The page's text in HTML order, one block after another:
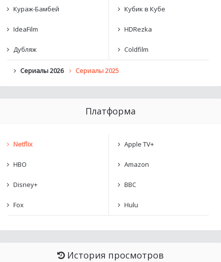
Кураж-Бамбей Кубик в Кубе
IdeaFilm HDRezka
Дубляж Coldfilm
Сериалы 2026 Сериалы 2025
Платформа
Netflix Apple TV+
HBO Amazon
Disney+ BBC
Fox Hulu
История просмотров